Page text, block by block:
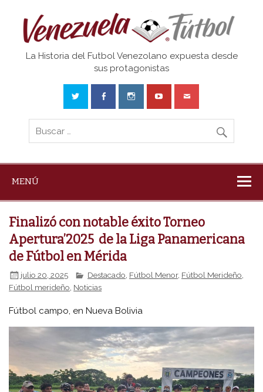
Venezuela
La Historia del Futbol Venezolano expuesta desde
sus protagonistas
MENÚ
Finalizó con notable éxito Torneo
Apertura’2025 de la Liga Panamericana
de Fútbol en Mérida
julio 20, 2025 Destacado Fútbol Menor, Fútbol Merideño
Fútbol merideño, Noticias
Fútbol campo, en Nueva Bolivia